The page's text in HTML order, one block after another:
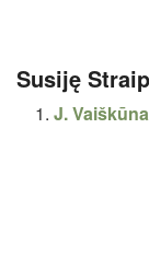
Susiję
J.